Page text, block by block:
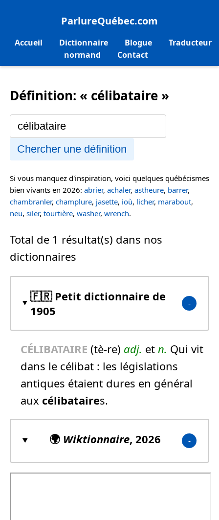
ParlureQuébec.com
Accueil Dictionnaire Blogue
Traducteur
normand
Contact
Définition: « célibataire »
Chercher une définition
Si vous manquez d'inspiration, voici quelques québécismes
bien vivants en 2026: abrier, achaler, astheure, barrer,
chambranler, champlure, jasette, ioù, licher, marabout,
neu, siler, tourtière, washer, wrench.
Total de 1 résultat(s) dans nos
dictionnaires
🇫🇷 Petit dictionnaire de
1905
CÉLIBATAIRE (tè-re) adj. et n. Qui vit
dans le célibat : les législations
antiques étaient dures en général
aux célibataires.
🌍 Wiktionnaire, 2026